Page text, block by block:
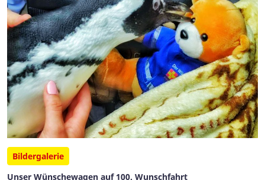
Bildergalerie
Unser Wünschewagen auf 100. Wunschfahrt